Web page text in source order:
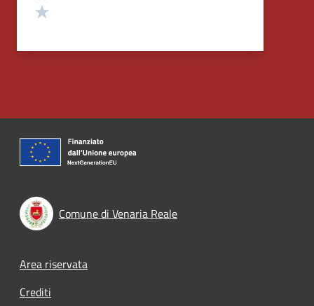
Comune di Venaria Reale
Footer menu
Area riservata
Crediti